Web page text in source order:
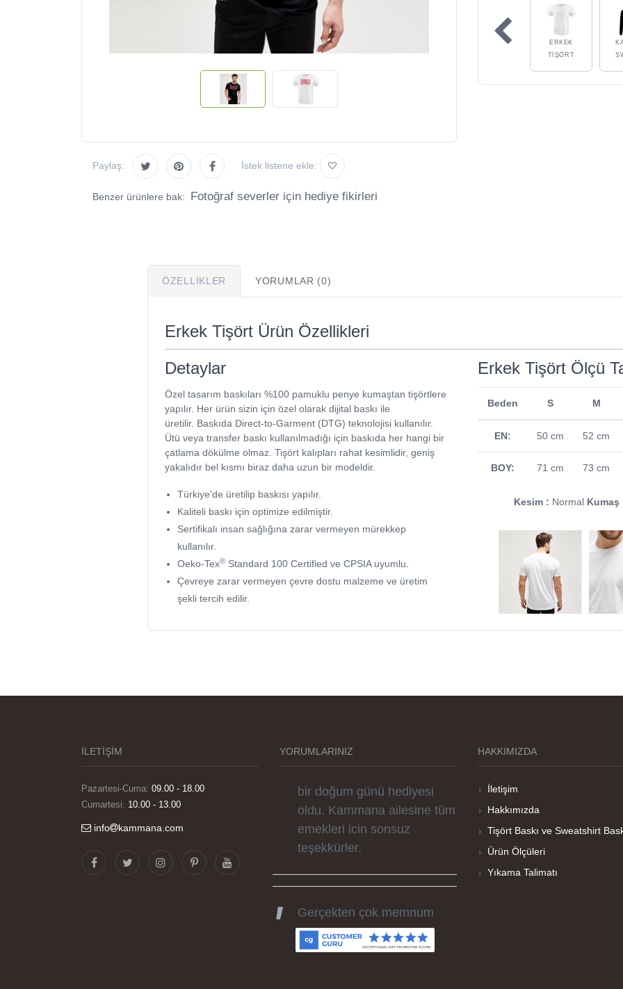
Paylaş: İstek listene ekle:
Benzer ürünlere bak: Fotoğraf severler için hediye fikirleri
ERKEK
TIŞÖRT
ÖZELLIKLER YORUMLAR (0)
Erkek Tişört Ürün Özellikleri
Detaylar
Özel tasarım baskıları %100 pamuklu penye kumaştan tişörtlere
yapılır. Her ürün sizin için özel olarak dijital baskı ile
üretilir. Baskıda Direct-to-Garment (DTG) teknolojisi kullanılır.
Ütü veya transfer baskı kullanılmadığı için baskıda her hangi bir
çatlama dökülme olmaz. Tişört kalıpları rahat kesimlidir, geniş
yakalıdır bel kısmı biraz daha uzun bir modeldir.
Türkiye'de üretilip baskısı yapılır.
Kaliteli baskı için optimize edilmiştir.
Sertifikalı insan sağlığına zarar vermeyen mürekkep
kullanılır.
Oeko-Tex® Standard 100 Certified ve CPSIA uyumlu.
Çevreye zarar vermeyen çevre dostu malzeme ve üretim
şekli tercih edilir.
Erkek Tişört Ölçü
Beden S M
EN: 50 cm 52 cm
BOY: 71 cm 73 cm
Kesim : Normal Kumaş
İLETİŞİM
Pazartesi-Cuma: 09.00 - 18.00
Cumartesi: 10.00 - 13.00
info kammana.com
YORUMLARINIZ
Görselleri ve baskı kalitesi
siparislerim kısa zamanda
elime ulaştı. Keyifli ve özel
bir doğum günü hediyesi
oldu. Kammana ailesine tüm
emekleri icin sonsuz
teşekkürler.
Gerçekten çok memnum
kaldım, sorunlu olan ürünü
hemen düzelttiler ve ertesi
HAKKIMIZDA
İletişim
Hakkımızda
Tişört Baskı ve Sweatshirt
Ürün Ölçüleri
Yıkama Talimatı